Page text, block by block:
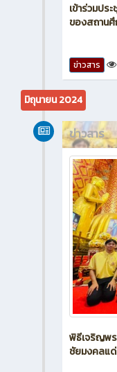
เข้าร่วมปร
ของสถานศึ
ข่าวสาร
มิถุนายน 2024
ข่าวสาร
พิธีเจริญพร
ชัยมงคลแด่